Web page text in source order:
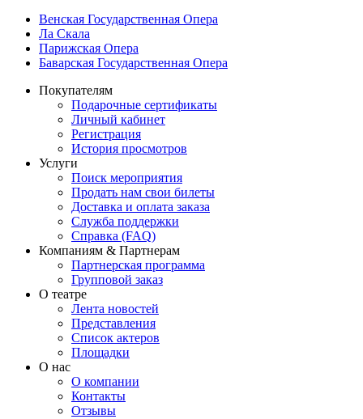
Венская Государственная Опера
Ла Скала
Парижская Опера
Баварская Государственная Опера
Покупателям
Подарочные сертификаты
Личный кабинет
Регистрация
История просмотров
Услуги
Поиск мероприятия
Продать нам свои билеты
Доставка и оплата заказа
Служба поддержки
Справка (FAQ)
Компаниям & Партнерам
Партнерская программа
Групповой заказ
О театре
Лента новостей
Представления
Список актеров
Площадки
О нас
О компании
Контакты
Отзывы